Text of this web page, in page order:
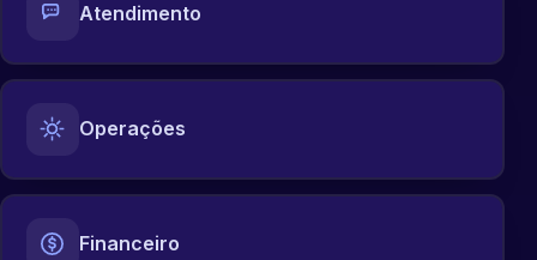
Atendimento
Operações
Financeiro